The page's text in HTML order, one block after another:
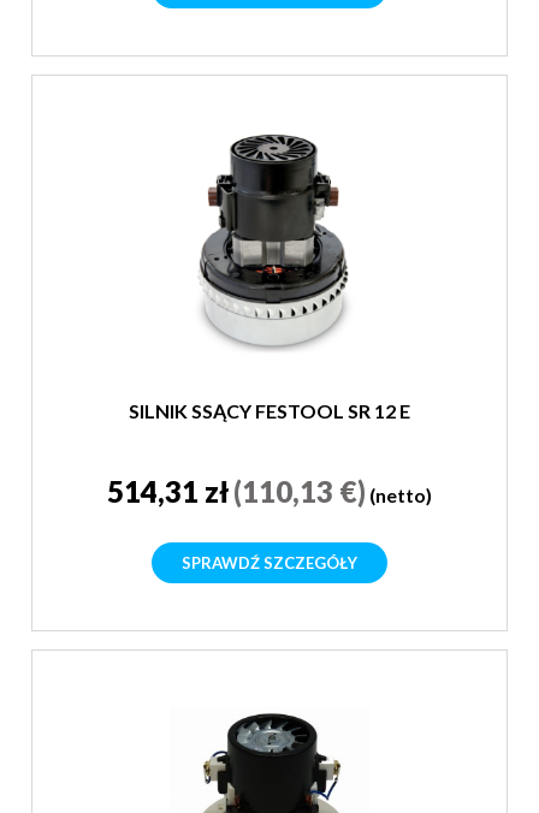
SILNIK SSĄCY FESTOOL SR 12 E
514,31 zł(110,13 €) (netto)
SPRAWDŹ SZCZEGÓŁY